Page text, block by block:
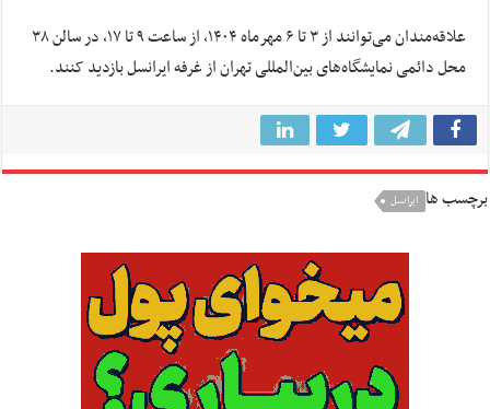
علاقه‌مندان می‌توانند از ۳ تا ۶ مهرماه ۱۴۰۴، از ساعت ۹ تا ۱۷، در سالن ۳۸
محل دائمی نمایشگاه‌های بین‌المللی تهران از غرفه ایرانسل بازدید کنند.
برچسب ها ایرانسل